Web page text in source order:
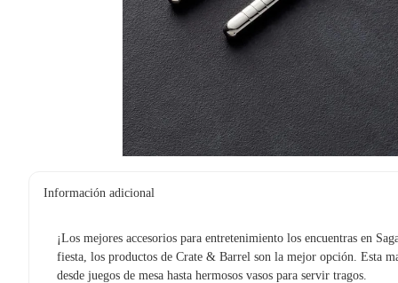
Información adicional
¡Los mejores accesorios para entretenimiento los encuentras en
fiesta, los productos de Crate & Barrel son la mejor opción. Esta
desde juegos de mesa hasta hermosos vasos para servir tragos.